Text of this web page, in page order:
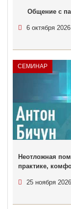
Общение с
6 октября 2026
СЕМИНАР
Неотложная
практике,
25 ноября 2026